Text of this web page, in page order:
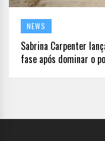
NEWS
Sabrina Carpenter
fase após dominar o